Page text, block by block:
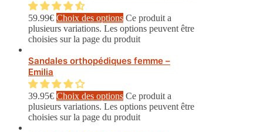
59.99€ Choix des options Ce produit a
plusieurs variations. Les options peuvent être
choisies sur la page du produit
Sandales orthopédiques femme –
Emilia
39.95€ Choix des options Ce produit a
plusieurs variations. Les options peuvent être
choisies sur la page du produit